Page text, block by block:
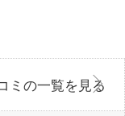
ミの一覧を見る